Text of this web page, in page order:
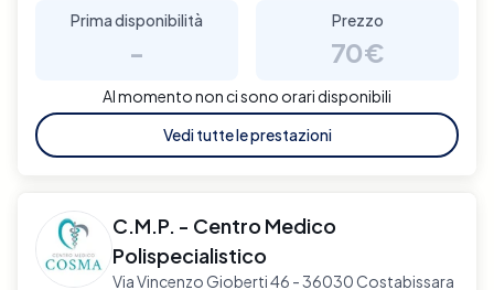
Prima disponibilità
-
Prezzo
70€
Al momento non ci sono orari disponibili
Vedi tutte le prestazioni
C.M.P. - Centro Medico
Polispecialistico
Via Vincenzo Gioberti 46 - 36030 Costabissara